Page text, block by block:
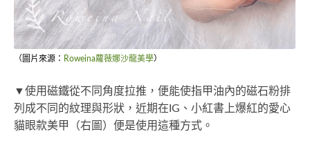
（圖片來源： Roweina蘿薇娜沙龍美學）
▼使用磁鐵從不同角度拉推，便能使指甲油內的磁石粉排
列成不同的紋理與形狀，近期在IG、小紅書上爆紅的愛心
貓眼款美甲（右圖）便是使用這種方式。